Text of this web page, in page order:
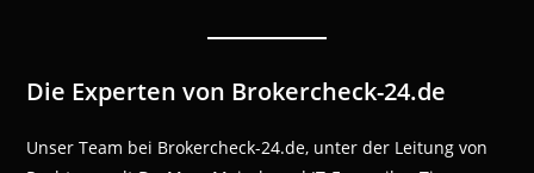
Die Experten von Brokercheck-24.de
Unser Team bei Brokercheck-24.de, unter der Leitung von